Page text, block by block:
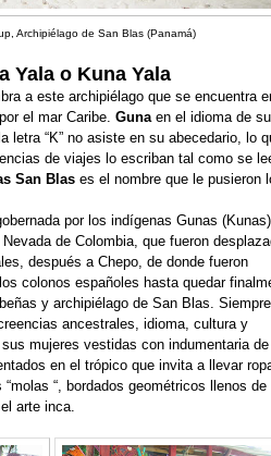
Archipiélago de San Blas (Panamá)
Yala o Kuna Yala
a este archipiélago que se encuentra
el mar Caribe. Gunaen el idioma de
letra “K” no asiste en su abecedario, lo
de viajes lo escriban tal como se
San Blases el nombre que le pusieron
por los indígenas Gunas
de Colombia, que fueron
después a Chepo, de donde fueron
colonos españoles hasta quedar
y archipiélago de San Blas.
ancestrales, idioma, cultura y
mujeres vestidas con indumentaria de
en el trópico que invita a llevar
“, bordados geométricos llenos de
arte inca.